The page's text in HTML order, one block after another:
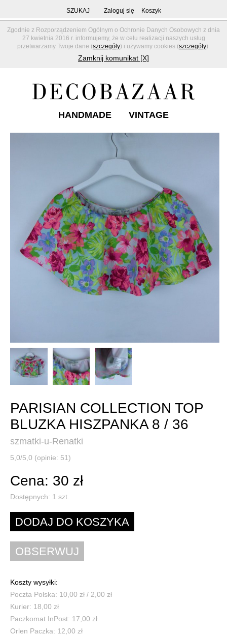
Zgodnie z Rozporządzeniem Ogólnym o Ochronie Danych Osobowych z dnia
27 kwietnia 2016 r. informujemy, że w celu realizacji naszych usług
przetwarzamy Twoje dane (szczegóły) i używamy cookies (szczegóły).
Zamknij komunikat [X]
SZUKAJ Zaloguj się Koszyk
HANDMADE VINTAGE
PARISIAN COLLECTION TOP
BLUZKA HISZPANKA 8 / 36
szmatki-u-Renatki
5,0/5,0 (opinie: 51)
Cena: 30 zł
Dostępnych: 1 szt.
Koszty wysyłki:
Poczta Polska: 10,00 zł / 2,00 zł
Kurier: 18,00 zł
Paczkomat InPost: 17,00 zł
Orlen Paczka: 12,00 zł